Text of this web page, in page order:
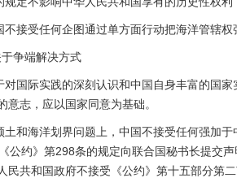
受任何企图通过单方面行动把海洋管辖权
争端解决方式
际实践的深刻认识和中国自身丰富的国家
意志，应以国家同意为基础。
海洋划界问题上，中国不接受任何强加于
公约》第298条的规定向联合国秘书长提交
民共和国政府不接受《公约》第十五部分第